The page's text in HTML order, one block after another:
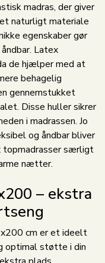
madras, der giver
naturligt materiale
egenskaber gør
Latex
de hjælper med at
behagelig
gennemstukket
Disse huller sikrer
i madrassen. Jo
og åndbar bliver
topmadrasser særligt
nætter.
– ekstra
cm er et ideelt
optimal støtte i din